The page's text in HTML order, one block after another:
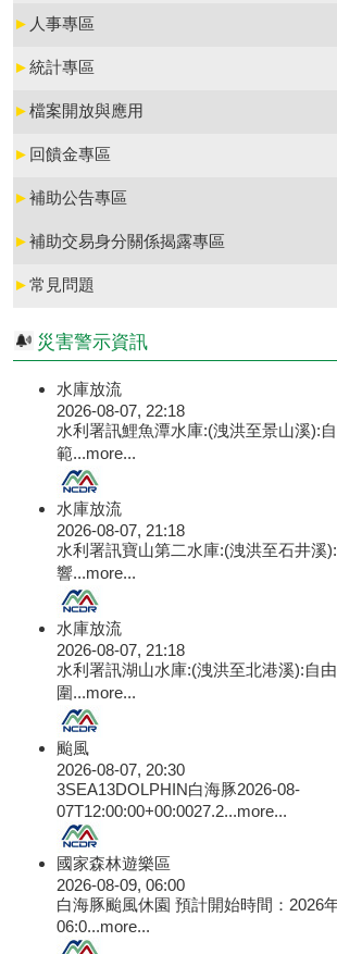
► 人事專區
►統計專區
►檔案開放與應用
► 回饋金專區
►補助公告專區
►補助交易身分關係揭露專區
►常見問題
災害警示資訊
水庫放流
2026-08-07, 22:18
水利署訊鯉魚潭水庫:(洩洪至景山溪):
範...more...
水庫放流
2026-08-07, 21:18
水利署訊寶山第二水庫:(洩洪至石井溪
響...more...
水庫放流
2026-08-07, 21:18
水利署訊湖山水庫:(洩洪至北港溪):自
圍...more...
颱風
2026-08-07, 20:30
3SEA13DOLPHIN白海豚2026-08-
07T12:00:00+00:0027.2...more...
國家森林遊樂區
2026-08-09, 06:00
白海豚颱風休園 預計開始時間：2026
06:0...more...